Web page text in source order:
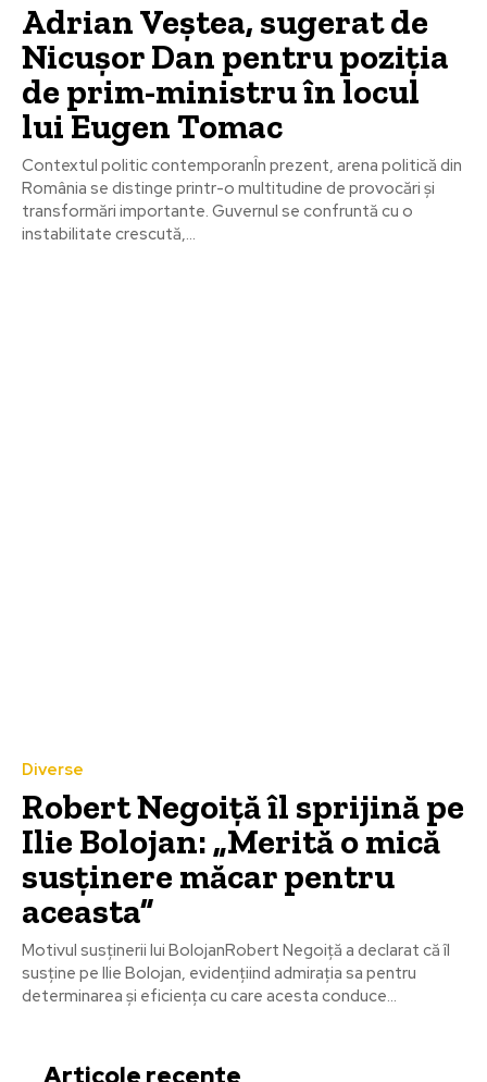
Adrian Veștea, sugerat de
Nicușor Dan pentru poziția
de prim-ministru în locul
lui Eugen Tomac
Contextul politic contemporanÎn prezent, arena politică din
România se distinge printr-o multitudine de provocări și
transformări importante. Guvernul se confruntă cu o
instabilitate crescută,...
Diverse
Robert Negoiță îl sprijină pe
Ilie Bolojan: „Merită o mică
susținere măcar pentru
aceasta”
Motivul susținerii lui BolojanRobert Negoiță a declarat că îl
susține pe Ilie Bolojan, evidențiind admirația sa pentru
determinarea și eficiența cu care acesta conduce...